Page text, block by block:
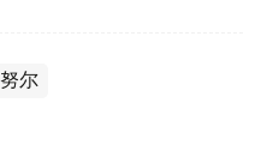
尔